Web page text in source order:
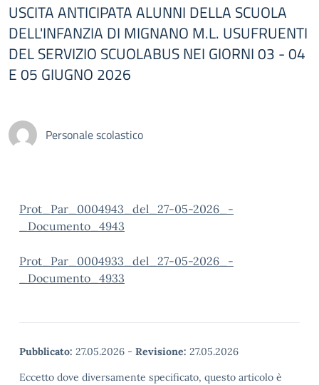
USCITA ANTICIPATA ALUNNI DELLA SCUOLA
DELL'INFANZIA DI MIGNANO M.L. USUFRUENTI
DEL SERVIZIO SCUOLABUS NEI GIORNI 03 - 04
E 05 GIUGNO 2026
Personale scolastico
Prot_Par_0004943_del_27-05-2026_-
_Documento_4943
Prot_Par_0004933_del_27-05-2026_-
_Documento_4933
Pubblicato: 27.05.2026 - Revisione: 27.05.2026
Eccetto dove diversamente specificato, questo articolo è